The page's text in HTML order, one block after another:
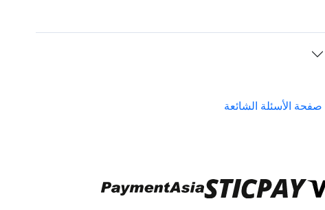
صفحة الأسئلة الشائعة